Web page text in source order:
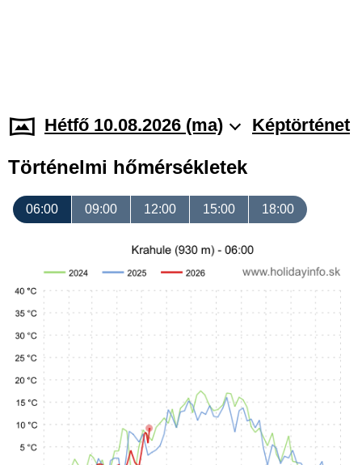
Hétfő 10.08.2026 (ma) Képtörténet
Történelmi hőmérsékletek
06:00 09:00 12:00 15:00 18:00